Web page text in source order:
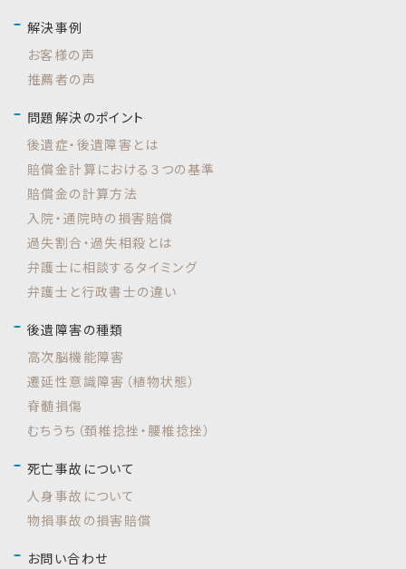
解決事例
お客様の声
推薦者の声
問題解決のポイント
後遺症・後遺障害とは
賠償金計算における３つの基準
賠償金の計算方法
入院・通院時の損害賠償
過失割合・過失相殺とは
弁護士に相談するタイミング
弁護士と行政書士の違い
後遺障害の種類
高次脳機能障害
遷延性意識障害（植物状態）
脊髄損傷
むちうち（頚椎捻挫・腰椎捻挫）
死亡事故について
人身事故について
物損事故の損害賠償
お問い合わせ